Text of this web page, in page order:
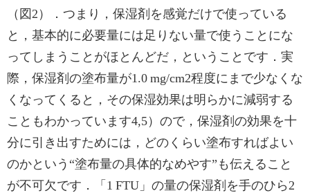
（図2）．つまり，保湿剤を感覚だけで使っている
と，基本的に必要量には足りない量で使うことにな
ってしまうことがほとんどだ，ということです．実
際，保湿剤の塗布量が1.0 mg/cm2程度にまで少なくな
くなってくると，その保湿効果は明らかに減弱する
こともわかっています4,5）ので，保湿剤の効果を十
分に引き出すためには，どのくらい塗布すればよい
のかという“塗布量の具体的なめやす”も伝えること
が不可欠です．「1 FTU」の量の保湿剤を手のひら2